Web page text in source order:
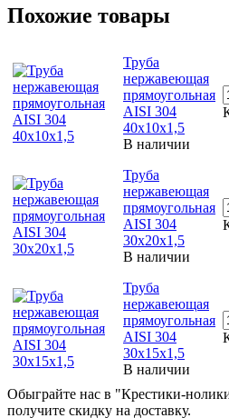
Похожие товары
Труба
нержавеющая
прямоугольная
AISI 304
40х10х1,5
В наличии
Труба
нержавеющая
прямоугольная
AISI 304
30х20х1,5
В наличии
Труба
нержавеющая
прямоугольная
AISI 304
30х15х1,5
В наличии
Обыграйте нас в "Крестики-
получите скидку на доставку.